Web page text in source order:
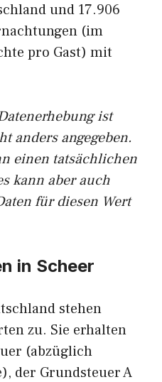
und 17.906
(im
pro Gast) mit
ist
anders angegeben.
einen tatsächlichen
kann aber auch
für diesen Wert
in Scheer
stehen
zu. Sie erhalten
(abzüglich
der Grundsteuer A